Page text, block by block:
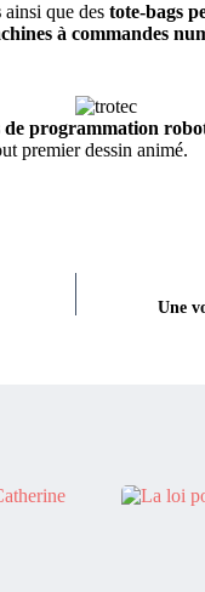
ainsi que des tote-bags
à commandes
de programmation
premier dessin animé.
Une